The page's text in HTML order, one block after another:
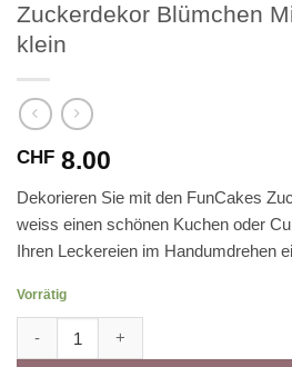
Zuckerdekor Blümchen
klein
CHF 8.00
Dekorieren Sie mit den FunCakes
weiss einen schönen Kuchen oder
Ihren Leckereien im Handumdrehen
Vorrätig